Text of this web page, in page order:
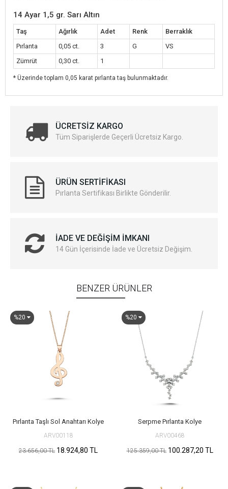
14 Ayar 1,5 gr. Sarı Altın
Taş Ağırlık Adet Renk
Berraklık
Pırlanta
0,05 ct. 3 G
VS
Zümrüt
0,30 ct. 1
* Üzerinde toplam 0,05 karat pırlanta taş bulunmaktadır.
ÜCRETSIZ KARGO
Tüm Siparişlerde Geçerli Ücretsiz Kargo.
ÜRÜN SERTIFIKASI
Pırlanta Sertifikası Birlikte Gönderilir.
İADE VE DEĞIŞIM İMKANI
14 Gün İçerisinde İade ve Ücretsiz Değişim.
BENZER ÜRÜNLER
%20
Pırlanta Taşlı Sol Anahtarı Kolye
ARV00118
23.656,00 TL 18.924,80 TL
%20
Serpme Pırlanta Kolye
ARV00468
125.359,00 TL 100.287,20 TL